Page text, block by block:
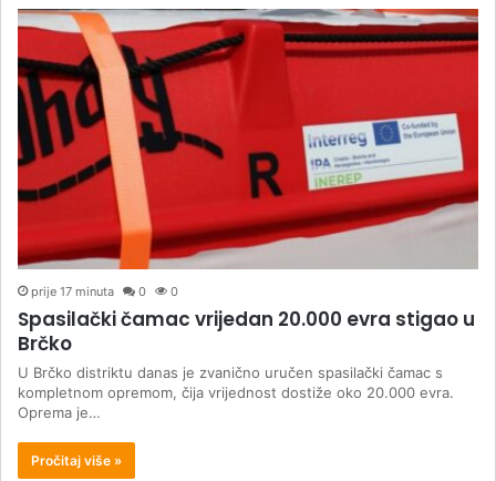
prije 17 minuta 0 0
Spasilački čamac vrijedan 20.000 evra stigao u
Brčko
U Brčko distriktu danas je zvanično uručen spasilački čamac s
kompletnom opremom, čija vrijednost dostiže oko 20.000 evra.
Oprema je…
Pročitaj više »